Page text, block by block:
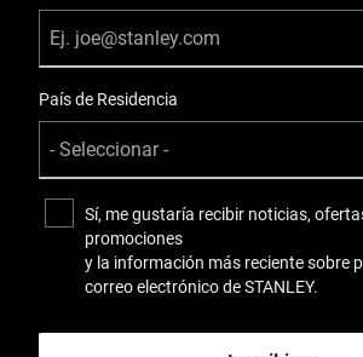
País de Residencia
Sí, me gustaría recibir noticias,
promociones
y la información más reciente sobre
correo electrónico de STANLEY.